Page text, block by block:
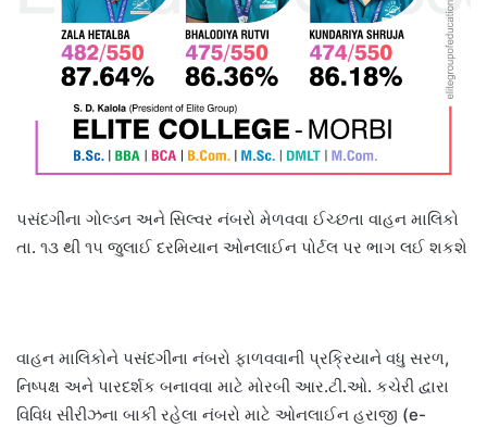
પસંદગીના ગોલ્ડન અને સિલ્વર નંબરો મેળવવા ઈચ્છતા વાહન માલિકો
તા. ૧૩ થી ૧૫ જુલાઈ દરમિયાન ઓનલાઈન પોર્ટલ પર ભાગ લઈ શકશે
વાહન માલિકોને પસંદગીના નંબરો ફાળવવાની પ્રક્રિયાને વધુ સરળ,
નિષ્પક્ષ અને પારદર્શક બનાવવા માટે મોરબી આર.ટી.ઓ. કચેરી દ્વારા
વિવિધ સીરીઝના બાકી રહેલા નંબરો માટે ઓનલાઈન હરાજી (e-